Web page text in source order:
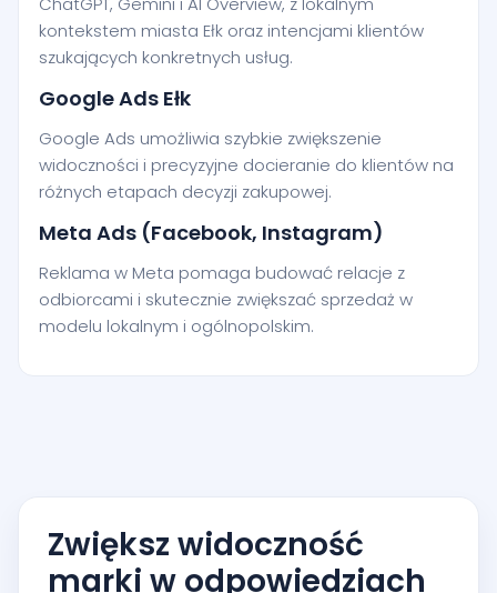
kontekstem miasta Ełk oraz intencjami klientów
szukających konkretnych usług.
Google Ads Ełk
Google Ads umożliwia szybkie zwiększenie
widoczności i precyzyjne docieranie do klientów na
różnych etapach decyzji zakupowej.
Meta Ads (Facebook, Instagram)
Reklama w Meta pomaga budować relacje z
odbiorcami i skutecznie zwiększać sprzedaż w
modelu lokalnym i ogólnopolskim.
Zwiększ widoczność
marki w odpowiedziach